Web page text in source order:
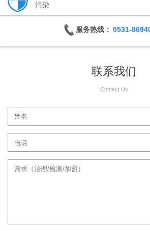
污染
服务热线： 0531-
联系我们
Contact Us